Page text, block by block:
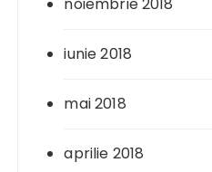
iunie 2018
mai 2018
aprilie 2018